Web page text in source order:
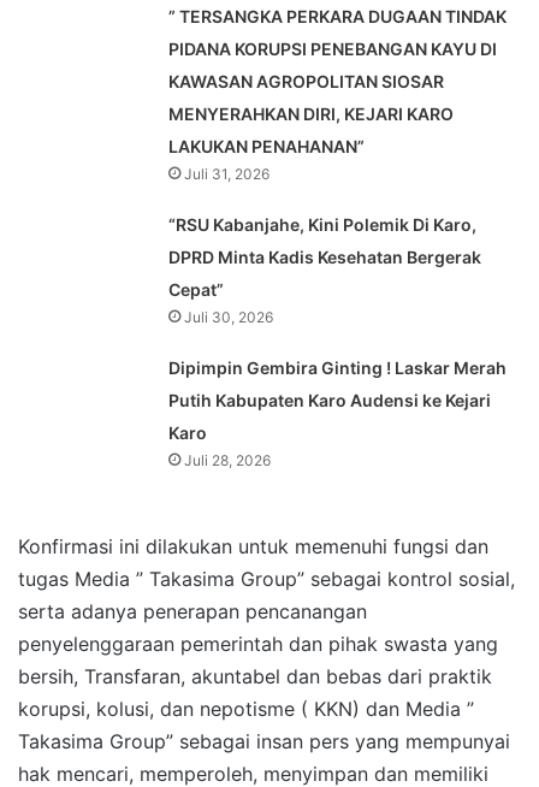
” TERSANGKA PERKARA DUGAAN TINDAK
PIDANA KORUPSI PENEBANGAN KAYU DI
KAWASAN AGROPOLITAN SIOSAR
MENYERAHKAN DIRI, KEJARI KARO
LAKUKAN PENAHANAN”
Juli 31, 2026
“RSU Kabanjahe, Kini Polemik Di Karo,
DPRD Minta Kadis Kesehatan Bergerak
Cepat”
Juli 30, 2026
Dipimpin Gembira Ginting ! Laskar Merah
Putih Kabupaten Karo Audensi ke Kejari
Karo
Juli 28, 2026
Konfirmasi ini dilakukan untuk memenuhi fungsi dan
tugas Media ” Takasima Group” sebagai kontrol sosial,
serta adanya penerapan pencanangan
penyelenggaraan pemerintah dan pihak swasta yang
bersih, Transfaran, akuntabel dan bebas dari praktik
korupsi, kolusi, dan nepotisme ( KKN) dan Media ”
Takasima Group” sebagai insan pers yang mempunyai
hak mencari, memperoleh, menyimpan dan memiliki